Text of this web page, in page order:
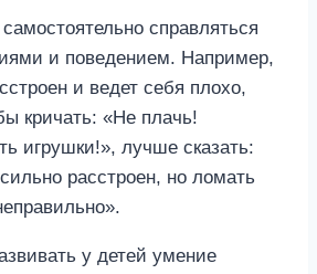
справляться
и поведением. Например,
и ведет себя плохо,
кричать: «Не плачь!
игрушки!», лучше сказать:
расстроен, но ломать
у детей умение